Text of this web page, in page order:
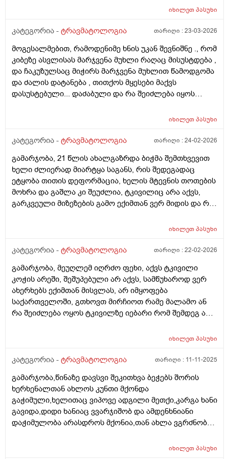
miwitldeba da aivanze ro gavdivar shemovdivar milurjdeba
Momentebshi gushinac dzilshi shevxti da rom gamogvidza
metkina fexi da iseti grdznoba mqonda rom pexze racmaqvs
gadaxveuli ukan wavida titqoso aseve didxan ert adgilas ar
shemidzlia wola da arc dgoma imotoro meoredgea daukve
jdoma da calpexit siarulit yavarjnitac davigale ukve da
sakmaod damglelloa da xshirad vdgebi da ro davdivar da an
მიბმის ადგილი უნდ აგაწყდესო ისე მაქვს,ასევე მაქვს
მოღუნვისას,მოკლედ გაშლისას ზემოდან
მტკივა,როგორ მოვიქცე ან რამე ნემსი რომ მირჩიოთ
ან რამე წამალი,ვერც ვაცდენ ვერამაირად რომ
ექიმთან მივიდე,ერთადერთი ვსვამ ბოსველიას,სამი
ოთხი დღეა,მაგრქმ შედეგი არ მაქვს,რას მიეჩრვთ
როგორ მოვიქცე?ტკივილზე მიწევს მუშაობა ყველა
იხილეთპასუხი
კატეგორია - ტრავმატოლოგია თარიღი :23-03-2026
მოგესალმებით, რამოდენიმე ხნის უკან შევნიშნე ., რომ
კიბეზე ასვლისას მარჯვენა მუხლი რაღაც მისუსტდება ,
და ჩაკუზულსაც მიჭირს მარჯვენა მუხლით წამოდგომა
და ძალის დატანება , თითქოს მყესები მაქვს
დასუსტებული... დაძაბული და რა შეიძლება იყოს
ვგულისხმობ მაზებს? ასაკი 59 წელი, წონა 68კგ,
იხილეთპასუხი
კატეგორია - ტრავმატოლოგია თარიღი :24-02-2026
გამარჯობა, 21 წლის ახალგაზრდა ბიჭმა შემთხვევით
ხელი ძლიერად მიარტყა საგანს, რის შედეგადაც
ეტყობა თითის დეფორმაცია, ხელის მტევნის თოთების
მოხრა და გაშლა კი შეუძლია, ტკივილიც არა აქვს,
გარკვეული მიზეზების გამო ექიმთან ვერ მიდის და რა
იხილეთპასუხი
კატეგორია - ტრავმატოლოგია თარიღი :22-02-2026
გამარჯობა, მეუღლემ იღრძო ფეხი, აქვს ტკივილი
კოჭის არეში, შეშუპებული არ აქვს, სამწუხაროდ ვერ
ახერხებს ექიმთან მისვლას, არ იმყოფება
საქართველოში, გთხოვთ მირჩიოთ რამე მალამო ან
რა შეიძლება ოყოს ტკივილზე იებარი რომ შემდეგ არ
ვენების ოპერაცია აქვს გაკეთებული წინასწარ დიდი
იხილეთპასუხი
კატეგორია - ტრავმატოლოგია თარიღი : 11-11-2025
გამარჯობა,წინაზე დავსვი შეკითხვა ბეჭებს შორის
ხერხენალთან ახლოს კუნთი მქონდა
გაჭიმული,ხელითაც ვიპოვე ადგილი მეთქი,კარგა ხანი
გავიდა,დიდი ხანიაც ვვარჯიშობ და ამდენხნიანი
დაჭიმულობა არასდროს მქონია,თან ახლა ვგრძნობ
გაშეშება რომ იცი,კისრის კუნთიდან დაწყებული
იხილეთპასუხი